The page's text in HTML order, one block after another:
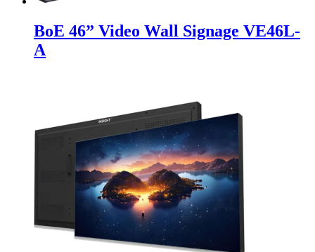
BoE 46” Video Wall Signage VE46L-
A